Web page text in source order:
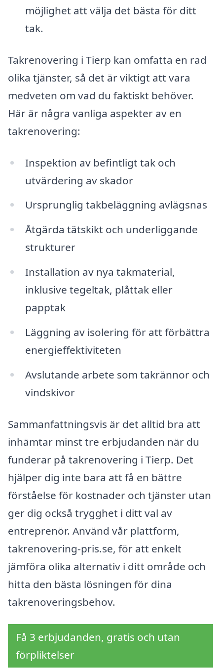
möjlighet att välja det bästa för ditt
tak.
Takrenovering i Tierp kan omfatta en rad
olika tjänster, så det är viktigt att vara
medveten om vad du faktiskt behöver.
Här är några vanliga aspekter av en
takrenovering:
Inspektion av befintligt tak och
utvärdering av skador
Ursprunglig takbeläggning avlägsnas
Åtgärda tätskikt och underliggande
strukturer
Installation av nya takmaterial,
inklusive tegeltak, plåttak eller
papptak
Läggning av isolering för att förbättra
energieffektiviteten
Avslutande arbete som takrännor och
vindskivor
Sammanfattningsvis är det alltid bra att
inhämtar minst tre erbjudanden när du
funderar på takrenovering i Tierp. Det
hjälper dig inte bara att få en bättre
förståelse för kostnader och tjänster utan
ger dig också trygghet i ditt val av
entreprenör. Använd vår plattform,
takrenovering-pris.se, för att enkelt
jämföra olika alternativ i ditt område och
hitta den bästa lösningen för dina
takrenoveringsbehov.
Få 3 erbjudanden, gratis och utan
förpliktelser